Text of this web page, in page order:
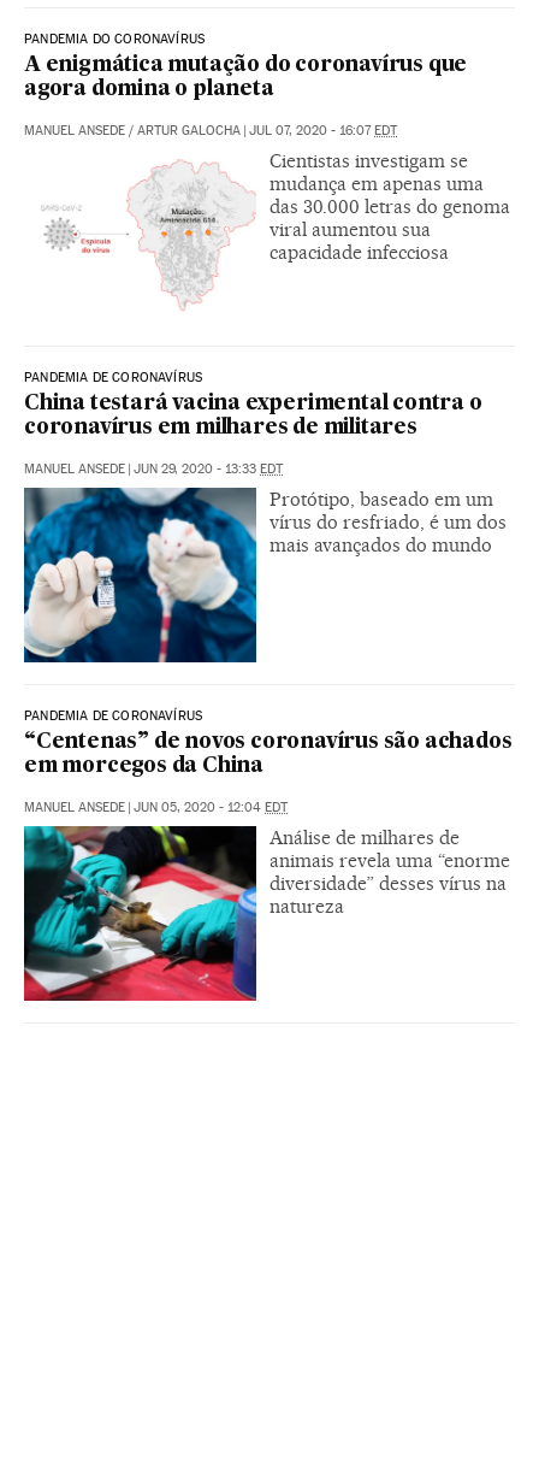
PANDEMIA DO CORONAVÍRUS
A enigmática mutação do coronavírus que
agora domina o planeta
MANUEL ANSEDE / ARTUR GALOCHA | JUL 07, 2020 - 16:07EDT
Cientistas investigam se
mudança em apenas uma
das 30.000 letras do genoma
viral aumentou sua
capacidade infecciosa
PANDEMIA DE CORONAVÍRUS
China testará vacina experimental contra o
coronavírus em milhares de militares
MANUEL ANSEDE | JUN 29, 2020 - 13:33 EDT
Protótipo, baseado em um
vírus do resfriado, é um dos
mais avançados do mundo
PANDEMIA DE CORONAVÍRUS
“Centenas” de novos coronavírus são achados
em morcegos da China
MANUEL ANSEDE | JUN 05, 2020 - 12:04 EDT
Análise de milhares de
animais revela uma “enorme
diversidade” desses vírus na
natureza